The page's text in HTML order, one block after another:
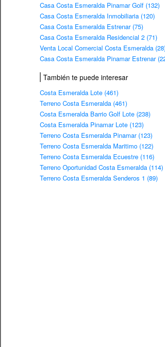
Casa Costa Esmeralda Pinamar Golf (132)
Casa Costa Esmeralda Inmobiliaria (120)
Casa Costa Esmeralda Estrenar (75)
Casa Costa Esmeralda Residencial 2 (71)
Venta Local Comercial Costa Esmeralda
Casa Costa Esmeralda Pinamar Estrenar
También te puede interesar
Costa Esmeralda Lote (461)
Terreno Costa Esmeralda (461)
Costa Esmeralda Barrio Golf Lote (238)
Costa Esmeralda Pinamar Lote (123)
Terreno Costa Esmeralda Pinamar (123)
Terreno Costa Esmeralda Maritimo (122)
Terreno Costa Esmeralda Ecuestre (116)
Terreno Oportunidad Costa Esmeralda (114)
Terreno Costa Esmeralda Senderos 1 (89)